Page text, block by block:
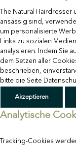
The Natural
ansässig sind,
um personalisierte
Links zu sozialen
analysieren. Indem Sie
dem Setzen aller
beschrieben,
bitte die Seite
Akzeptieren
Analytische
Tracking-Cookies